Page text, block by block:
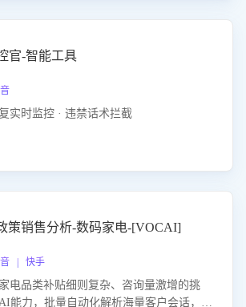
官-智能工具
实时监控 · 违禁话术拦截
策销售分析-数码家电-[VOCAI]
| 快手
电品类补贴细则复杂、咨询量激增的挑
能力，批量自动化解析海量客户会话，精